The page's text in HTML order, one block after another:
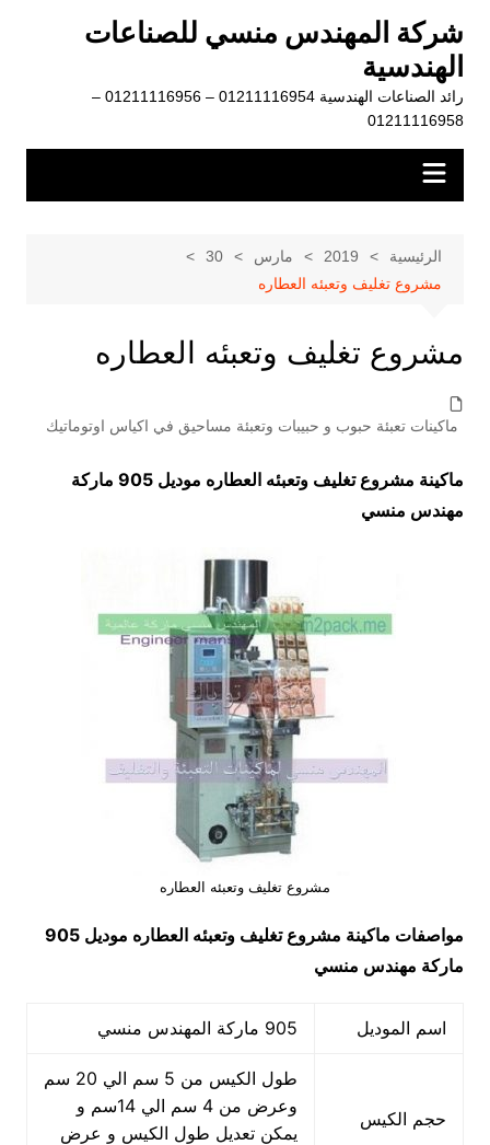
المحتوى
شركة المهندس منسي للصناعات
الهندسية
رائد الصناعات الهندسية 01211116954 – 01211116956 –
01211116958
الرئيسية 2019 مارس
30
مشروع تغليف وتعبئه العطاره
مشروع تغليف وتعبئه العطاره
ماكينات تعبئة حبوب و حبيبات وتعبئة مساحيق في اكياس اوتوماتيك
ماكينة مشروع تغليف وتعبئه العطاره موديل 905 ماركة
مهندس منسي
مشروع تغليف وتعبئه العطاره
مواصفات ماكينة مشروع تغليف وتعبئه العطاره
موديل 905
ماركة مهندس منسي
اسم الموديل 905 ماركة المهندس منسي
حجم الكيس
طول الكيس من 5 سم الي 20 سم
وعرض من 4 سم الي 14سم و
يمكن تعديل طول الكيس و عرض